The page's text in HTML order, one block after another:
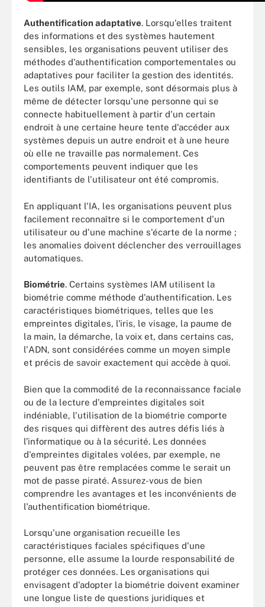
Authentification adaptative. Lorsqu'elles traitent
des informations et des systèmes hautement
sensibles, les organisations peuvent utiliser des
méthodes d'authentification comportementales ou
adaptatives pour faciliter la gestion des identités.
Les outils IAM, par exemple, sont désormais plus à
même de détecter lorsqu'une personne qui se
connecte habituellement à partir d'un certain
endroit à une certaine heure tente d'accéder aux
systèmes depuis un autre endroit et à une heure
où elle ne travaille pas normalement. Ces
comportements peuvent indiquer que les
identifiants de l'utilisateur ont été compromis.
En appliquant l'IA, les organisations peuvent plus
facilement reconnaître si le comportement d'un
utilisateur ou d'une machine s'écarte de la norme ;
les anomalies doivent déclencher des verrouillages
automatiques.
Biométrie. Certains systèmes IAM utilisent la
biométrie comme méthode d'authentification. Les
caractéristiques biométriques, telles que les
empreintes digitales, l'iris, le visage, la paume de
la main, la démarche, la voix et, dans certains cas,
l'ADN, sont considérées comme un moyen simple
et précis de savoir exactement qui accède à quoi.
Bien que la commodité de la reconnaissance faciale
ou de la lecture d'empreintes digitales soit
indéniable, l'utilisation de la biométrie comporte
des risques qui diffèrent des autres défis liés à
l'informatique ou à la sécurité. Les données
d'empreintes digitales volées, par exemple, ne
peuvent pas être remplacées comme le serait un
mot de passe piraté. Assurez-vous de bien
comprendre les avantages et les inconvénients de
l'authentification biométrique.
Lorsqu'une organisation recueille les
caractéristiques faciales spécifiques d'une
personne, elle assume la lourde responsabilité de
protéger ces données. Les organisations qui
envisagent d'adopter la biométrie doivent examiner
une longue liste de questions juridiques et